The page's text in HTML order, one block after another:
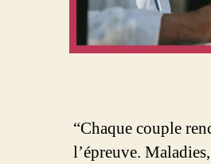
“Chaque couple
l’épreuve.